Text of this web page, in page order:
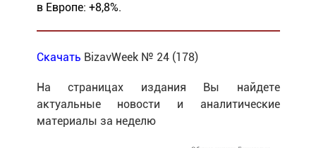
в Европе: +8,8%.
Скачать BizavWeek № 24 (178)
На страницах издания Вы найдете
актуальные новости и аналитические
материалы за неделю